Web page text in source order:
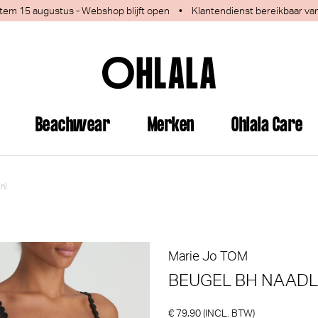
15 augustus - Webshop blijft open • Klantendienst bereikbaar
Beachwear Merken Ohlala Care
deze producten ook
Marie Jo TOM
BEUGEL BH
€ 79,90 (INCL. BTW)